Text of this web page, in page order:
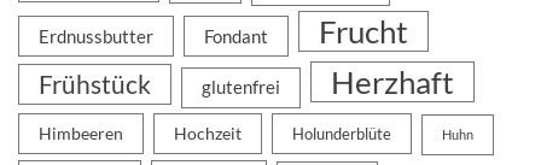
Erdnussbutter Fondant Frucht
Frühstück glutenfrei Herzhaft
Himbeeren Hochzeit Holunderblüte Huhn